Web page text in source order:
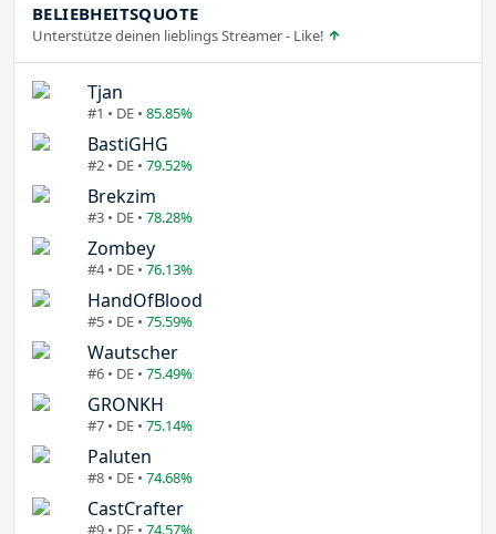
BELIEBHEITSQUOTE
Unterstütze deinen lieblings Streamer - Like!
Tjan
#1 • DE • 85.85%
BastiGHG
#2 • DE • 79.52%
Brekzim
#3 • DE • 78.28%
Zombey
#4 • DE • 76.13%
HandOfBlood
#5 • DE • 75.59%
Wautscher
#6 • DE • 75.49%
GRONKH
#7 • DE • 75.14%
Paluten
#8 • DE • 74.68%
CastCrafter
#9 • DE • 74.57%